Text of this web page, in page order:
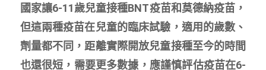
國家讓6-11歲兒童接種BNT疫苗和莫德納疫苗，
但這兩種疫苗在兒童的臨床試驗，適用的歲數、
劑量都不同，距離實際開放兒童接種至今的時間
也還很短，需要更多數據，應謹慎評估疫苗在6-